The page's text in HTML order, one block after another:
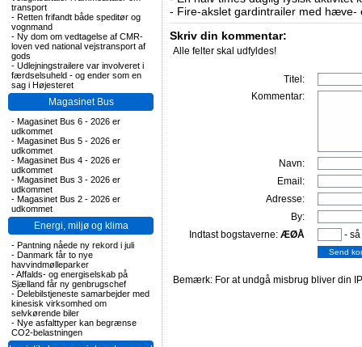
transport
- Retten frifandt både speditør og
vognmand
- Ny dom om vedtagelse af CMR-
loven ved national vejstransport af
gods
- Udlejningstrailere var involveret i
færdselsuheld - og ender som en
sag i Højesteret
Magasinet Bus
- Magasinet Bus 6 - 2026 er
udkommet
- Magasinet Bus 5 - 2026 er
udkommet
- Magasinet Bus 4 - 2026 er
udkommet
- Magasinet Bus 3 - 2026 er
udkommet
- Magasinet Bus 2 - 2026 er
udkommet
Energi, miljø og klima
- Pantning nåede ny rekord i juli
- Danmark får to nye
havvindmølleparker
-Affalds- og energiselskab på
Sjælland får ny genbrugschef
- Delebilstjeneste samarbejder med
kinesisk virksomhed om
selvkørende biler
- Nye asfalttyper kan begrænse
CO2-belastningen
- Fire-akslet gardintrailer med hæve-
Skriv din kommentar:
Alle felter skal udfyldes!
Titel:
Kommentar:
Navn:
Email:
Adresse:
By:
Indtast bogstaverne: ÆØÅ -
Bemærk: For at undgå misbrug bliver din